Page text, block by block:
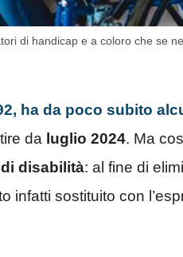
di handicap e a coloro che se
ha da poco subito
da luglio 2024. Ma
disabilità: al fine di
infatti sostituito con